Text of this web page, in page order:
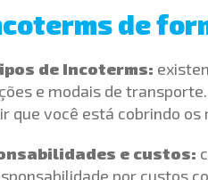
de
de Incoterms:
e modais de
que você está cobrindo
e custos:
por custos